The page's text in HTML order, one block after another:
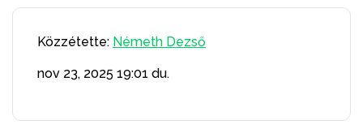
Közzétette: Németh Dezső
nov 23, 2025 19:01 du.